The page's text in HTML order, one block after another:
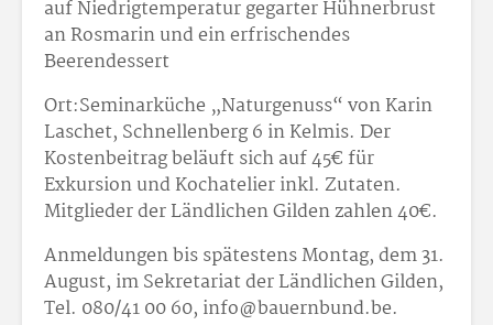
auf Niedrigtemperatur gegarter Hühnerbrust
an Rosmarin und ein erfrischendes
Beerendessert
Ort:Seminarküche „Naturgenuss“ von Karin
Laschet, Schnellenberg 6 in Kelmis. Der
Kostenbeitrag beläuft sich auf 45€ für
Exkursion und Kochatelier inkl. Zutaten.
Mitglieder der Ländlichen Gilden zahlen 40€.
Anmeldungen bis spätestens Montag, dem 31.
August, im Sekretariat der Ländlichen Gilden,
Tel. 080/41 00 60, info@bauernbund.be.